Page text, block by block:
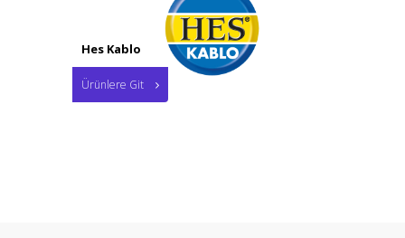
Hes Kablo
Ürünlere Git